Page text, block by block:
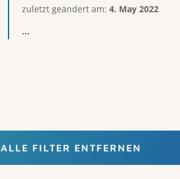
zuletzt geändert am: 4. May 2022
...
ALLE FILTER ENTFERNEN